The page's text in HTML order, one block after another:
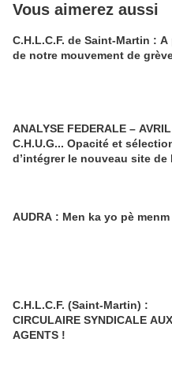
Vous aimerez aussi
C.H.L.C.F. de Saint-Martin :
de notre mouvement de
ANALYSE FEDERALE –
C.H.U.G... Opacité et
d’intégrer le nouveau site de
AUDRA : Men ka yo pè
C.H.L.C.F. (Saint-Martin) :
CIRCULAIRE SYNDICALE AUX
AGENTS !